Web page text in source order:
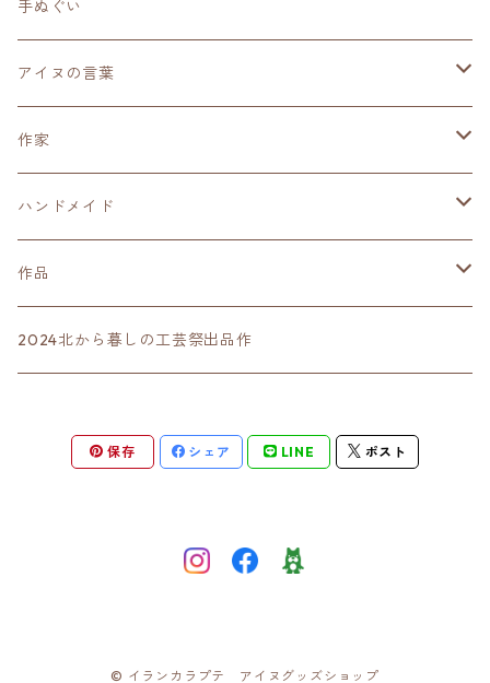
クリアファイル
一筆箋
miniメッセージカード
ミニノート（ハガキサイズ）
ブロックメモ
ポストカード
蚊帳ふきん
うちわ
楽器
カレンダー
手ぬぐい
アイヌの言葉
エイワンケ ヤ?
イランカラプテ
ポンノ シニアン ロ
ウトゥラノ シノタン ロ
タントシリピリカ シリ
カンナ スイ エク ハニ!
作家
結城幸司
上武やす子
西田香代子
貝澤竹子
ハンドメイド
ニットキャップ
ポーチ
作品
木彫
2024北から暮しの工芸祭出品作
保存 シェア LINE ポスト
© イランカラプテ アイヌグッズショップ